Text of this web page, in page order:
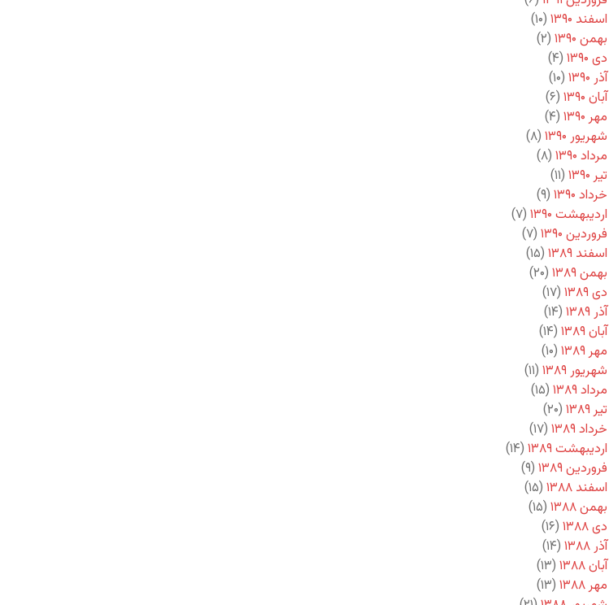
اسفند ۱۳۹۰
(۱۰)
بهمن ۱۳۹۰
(۲)
دی ۱۳۹۰
(۴)
آذر ۱۳۹۰
(۱۰)
آبان ۱۳۹۰
(۶)
مهر ۱۳۹۰
(۴)
شهریور ۱۳۹۰
(۸)
مرداد ۱۳۹۰
(۸)
تیر ۱۳۹۰
(۱۱)
خرداد ۱۳۹۰
(۹)
اردیبهشت ۱۳۹۰
(۷)
فروردین ۱۳۹۰
(۷)
اسفند ۱۳۸۹
(۱۵)
بهمن ۱۳۸۹
(۲۰)
دی ۱۳۸۹
(۱۷)
آذر ۱۳۸۹
(۱۴)
آبان ۱۳۸۹
(۱۴)
مهر ۱۳۸۹
(۱۰)
شهریور ۱۳۸۹
(۱۱)
مرداد ۱۳۸۹
(۱۵)
تیر ۱۳۸۹
(۲۰)
خرداد ۱۳۸۹
(۱۷)
اردیبهشت ۱۳۸۹
(۱۴)
فروردین ۱۳۸۹
(۹)
اسفند ۱۳۸۸
(۱۵)
بهمن ۱۳۸۸
(۱۵)
دی ۱۳۸۸
(۱۶)
آذر ۱۳۸۸
(۱۴)
آبان ۱۳۸۸
(۱۳)
مهر ۱۳۸۸
(۱۳)